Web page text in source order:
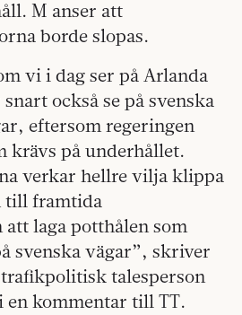
M anser att
borde slopas.
vi i dag ser på Arlanda
också se på svenska
eftersom regeringen
krävs på underhållet.
verkar hellre vilja klippa
till framtida
laga potthålen som
svenska vägar”, skriver
talesperson
en kommentar till TT.